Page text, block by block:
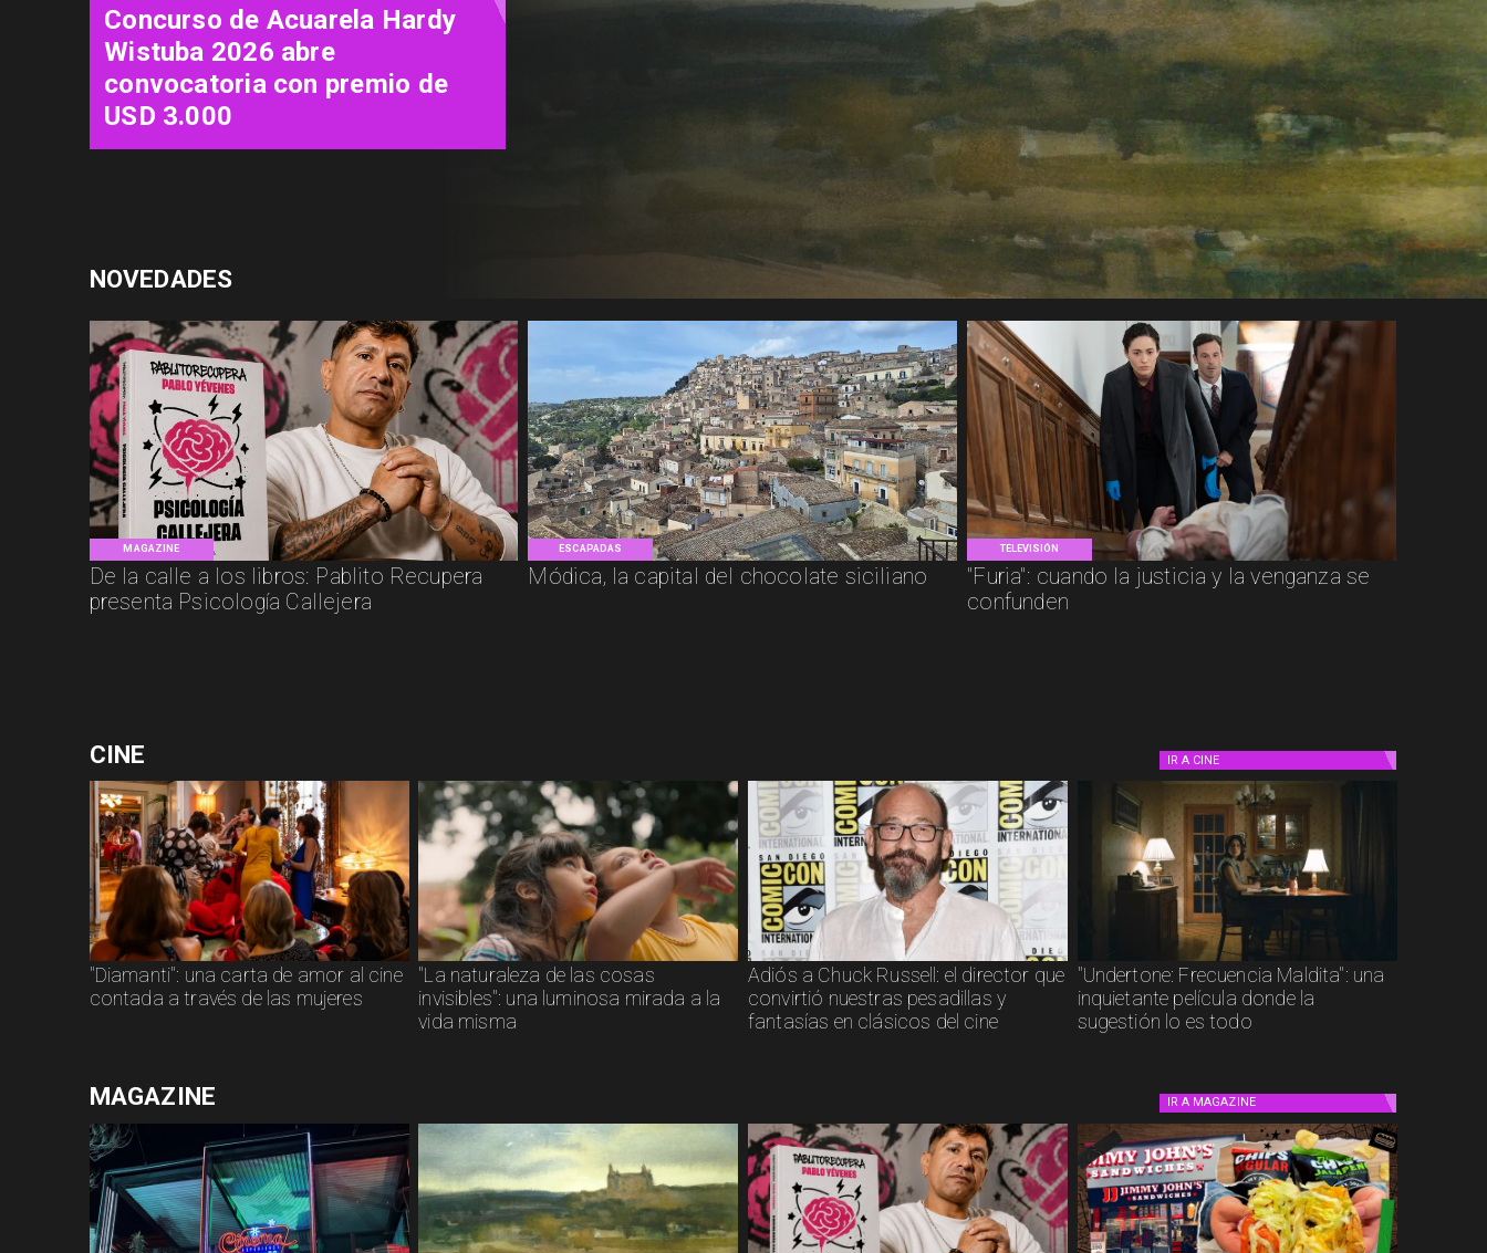
MAGAZINE
De la calle a los libros: Pablito Recupera
presenta Psicología Callejera
ESCAPADAS
Módica, la capital del chocolate siciliano
TELEVISIÓN
"Furia": cuando la justicia y la venganza se
confunden
"Diamanti": una carta de amor
al cine contada a través de las
mujeres
NOVEDADES
CINE IR A CINE
"Diamanti": una carta de amor al cine
contada a través de las mujeres
"La naturaleza de las cosas
invisibles": una luminosa mirada a la
vida misma
Adiós a Chuck Russell: el director que
convirtió nuestras pesadillas y
fantasías en clásicos del cine
"Undertone: Frecuencia Maldita": una
inquietante película donde la
sugestión lo es todo
MAGAZINE IR A MAGAZINE